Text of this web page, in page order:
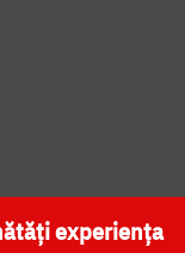
NAȚIONALĂ
experiența